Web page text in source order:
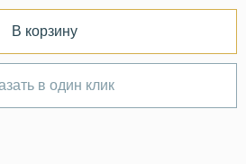
В корзину
в один клик